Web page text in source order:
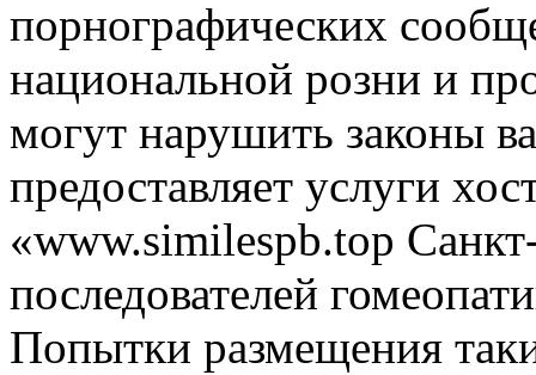
порнографических
национальной розни и
могут нарушить законы
предоставляет услуги
«www.similespb.top
последователей
Попытки размещения